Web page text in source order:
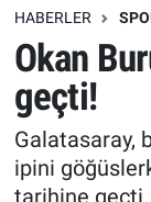
HABERLER
Okan
geçti!
Galatasaray,
ipini
Erişim
Ekonomi
Trend
Erişim
Spor
Ekonomi
Erişim
Tüm
Son